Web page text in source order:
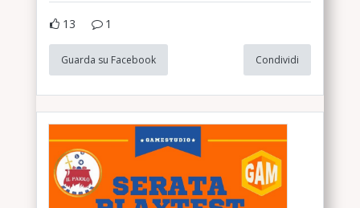
13 1
Guarda su Facebook Condividi